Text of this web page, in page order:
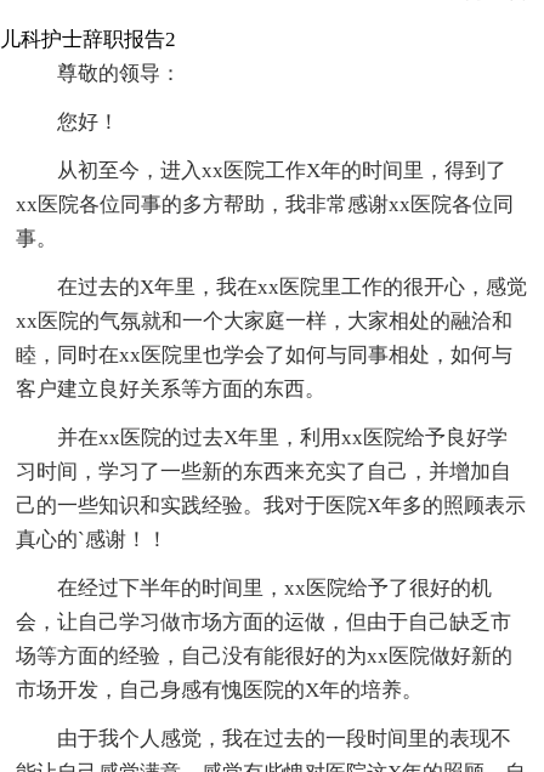
儿科护士辞职报告2
尊敬的领导：
您好！
从初至今，进入xx医院工作X年的时间里，得到了
xx医院各位同事的多方帮助，我非常感谢xx医院各位同
事。
在过去的X年里，我在xx医院里工作的很开心，感觉
xx医院的气氛就和一个大家庭一样，大家相处的融洽和
睦，同时在xx医院里也学会了如何与同事相处，如何与
客户建立良好关系等方面的东西。
并在xx医院的过去X年里，利用xx医院给予良好学
习时间，学习了一些新的东西来充实了自己，并增加自
己的一些知识和实践经验。我对于医院X年多的照顾表示
真心的`感谢！！
在经过下半年的时间里，xx医院给予了很好的机
会，让自己学习做市场方面的运做，但由于自己缺乏市
场等方面的经验，自己没有能很好的为xx医院做好新的
市场开发，自己身感有愧医院的X年的培养。
由于我个人感觉，我在过去的一段时间里的表现不